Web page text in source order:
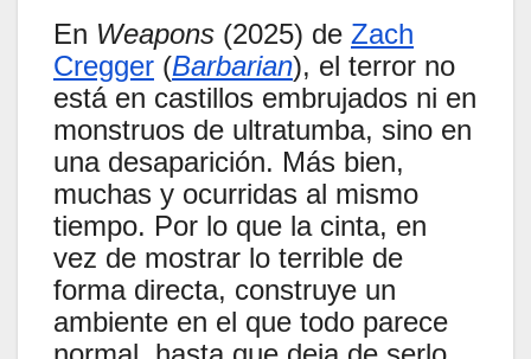
En Weapons (2025) de Zach
Cregger (Barbarian), el terror no
está en castillos embrujados ni en
monstruos de ultratumba, sino en
una desaparición. Más bien,
muchas y ocurridas al mismo
tiempo. Por lo que la cinta, en
vez de mostrar lo terrible de
forma directa, construye un
ambiente en el que todo parece